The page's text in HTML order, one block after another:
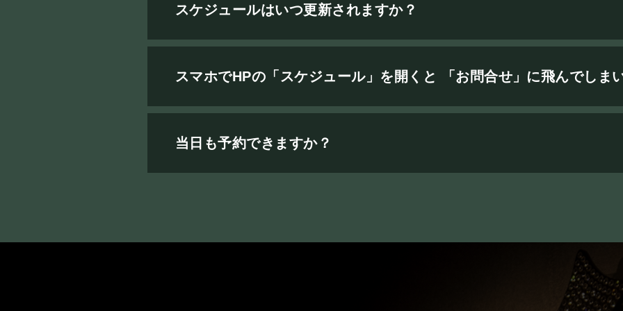
スケジュールはいつ更新されますか？
スマホでHPの「スケジュール」を開くと 「お問合せ」に飛んでしま
当日も予約できますか？